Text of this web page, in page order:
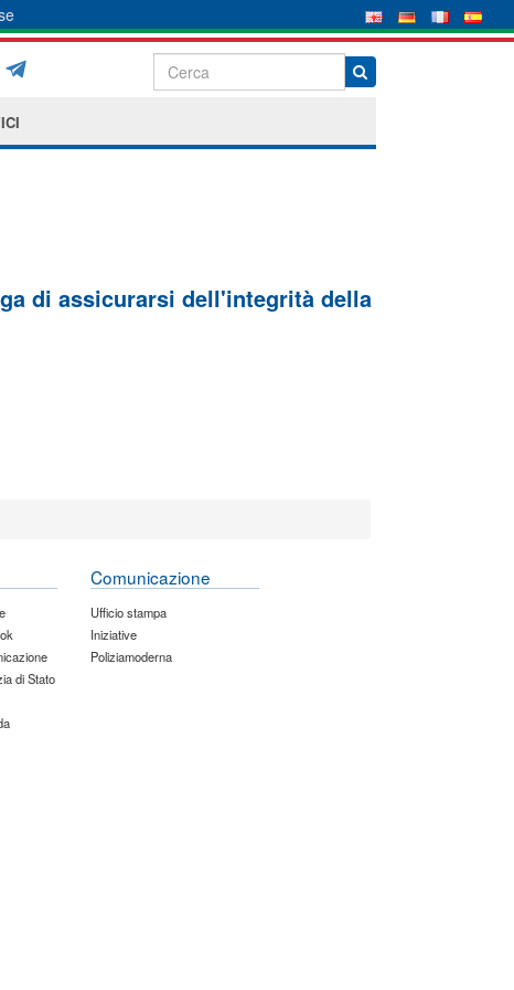
di assicurarsi dell'integrità della
di Stato
Comunicazione
Ufficio stampa
Iniziative
Poliziamoderna